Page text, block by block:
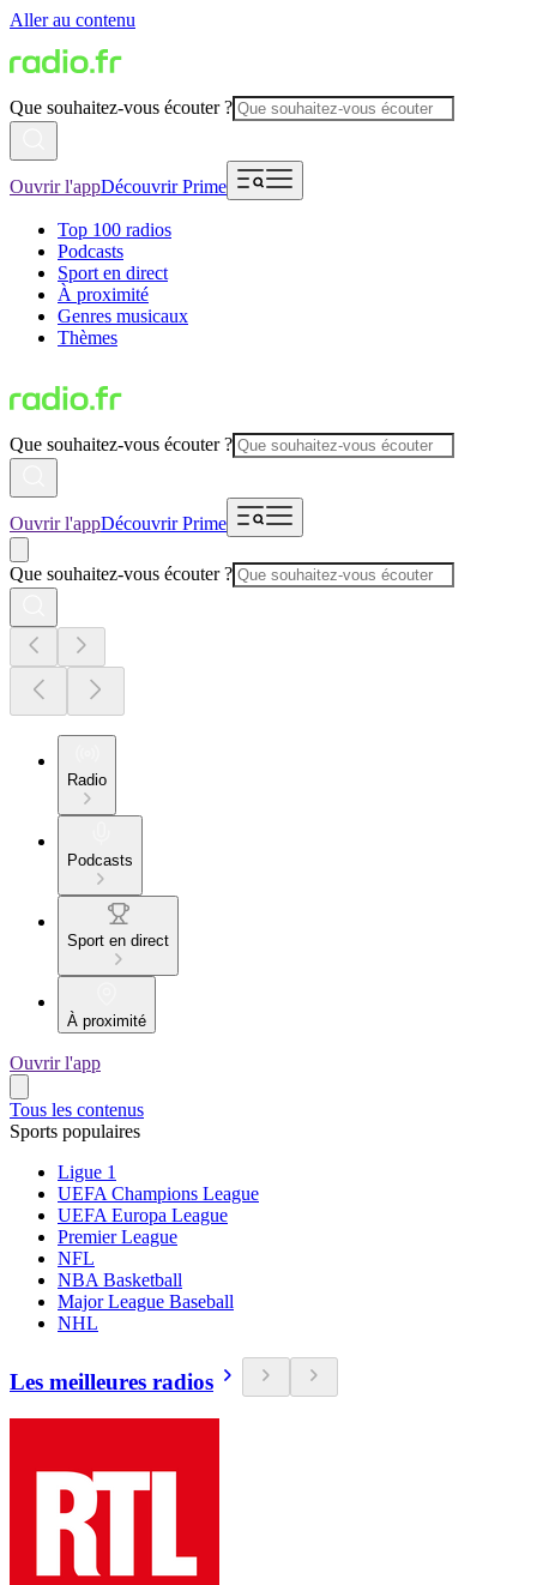
Aller au contenu
Que souhaitez-vous écouter ?
Ouvrir l'appDécouvrir Prime
Top 100 radios
Podcasts
Sport en direct
À proximité
Genres musicaux
Thèmes
Que souhaitez-vous écouter ?
Ouvrir l'appDécouvrir Prime
Que souhaitez-vous écouter ?
Radio
Podcasts
Sport en direct
À proximité
Ouvrir l'app
Tous les contenus
Sports populaires
Ligue 1
UEFA Champions League
UEFA Europa League
Premier League
NFL
NBA Basketball
Major League Baseball
NHL
Les meilleures radios